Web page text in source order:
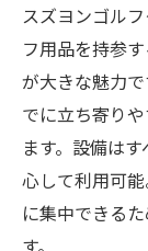
群馬
法
手ぶら
ン
イン
験
スズヨンゴル
フ用品を持参
が大きな魅力
でに立ち寄り
ます。設備は
心して利用可
に集中できる
す。